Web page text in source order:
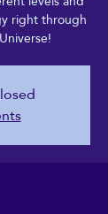
right through